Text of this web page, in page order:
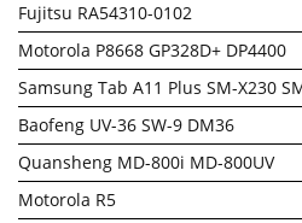
Fujitsu RA54310-0102
Motorola P8668 GP328D+ DP4400
Samsung Tab A11 Plus SM-X230
Baofeng UV-36 SW-9 DM36
Quansheng MD-800i MD-800UV
Motorola R5